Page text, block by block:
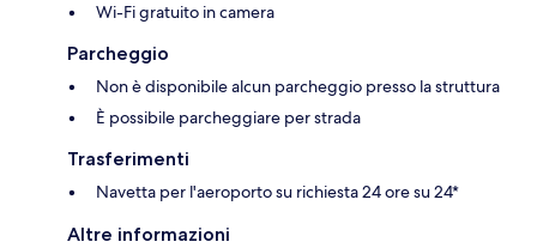
Wi-Fi gratuito in camera
Parcheggio
Non è disponibile alcun parcheggio presso la struttura
È possibile parcheggiare per strada
Trasferimenti
Navetta per l'aeroporto su richiesta 24 ore su 24*
Altre informazioni